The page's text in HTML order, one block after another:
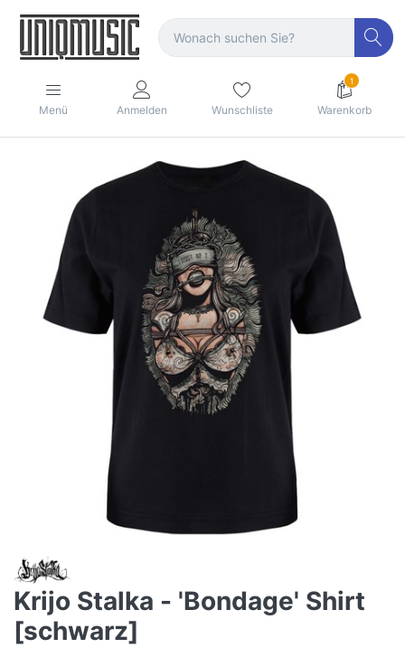
Menü Anmelden Wunschliste
1
Warenkorb
Krijo Stalka - 'Bondage' Shirt
[schwarz]